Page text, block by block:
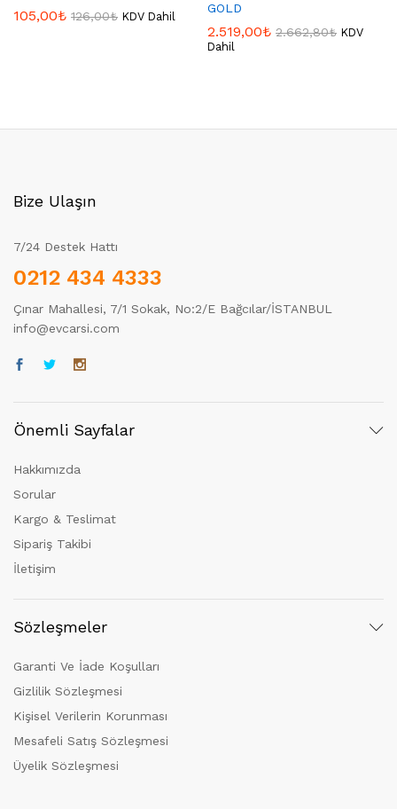
105,00₺ 126,00₺ KDV Dahil
GOLD
2.519,00₺ 2.662,80₺ KDV
Dahil
Bize Ulaşın
7/24 Destek Hattı
0212 434 4333
Çınar Mahallesi, 7/1 Sokak, No:2/E Bağcılar/İSTANBUL
info@evcarsi.com
Önemli Sayfalar
Hakkımızda
Sorular
Kargo & Teslimat
Sipariş Takibi
İletişim
Sözleşmeler
Garanti Ve İade Koşulları
Gizlilik Sözleşmesi
Kişisel Verilerin Korunması
Mesafeli Satış Sözleşmesi
Üyelik Sözleşmesi